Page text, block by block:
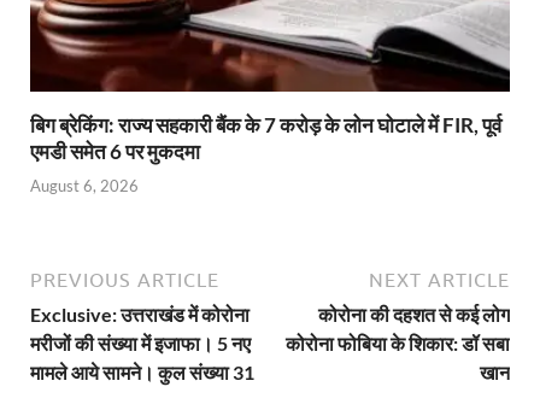
बिग ब्रेकिंग: राज्य सहकारी बैंक के 7 करोड़ के लोन घोटाले में FIR, पूर्व
एमडी समेत 6 पर मुकदमा
August 6, 2026
PREVIOUS ARTICLE
Exclusive: उत्तराखंड में कोरोना
मरीजों की संख्या में इजाफा। 5 नए
मामले आये सामने। कुल संख्या 31
NEXT ARTICLE
कोरोना की दहशत से कई लोग
कोरोना फोबिया के शिकार: डॉ सबा
खान